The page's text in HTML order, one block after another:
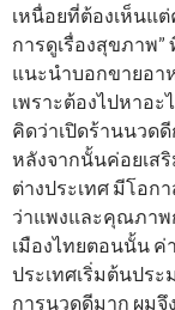
เหนื่อยที่ต้องเห็นแ
การดูเรื่องสุขภาพ
แนะนำบอกขายอา
เพราะต้องไปหาอ
คิดว่าเปิดร้านนวด
หลังจากนั้นค่อยเสริ
ต่างประเทศ มีโอก
ว่าแพงและคุณภาพ
เมืองไทยตอนนั้น ค่
ประเทศเริ่มต้นประ
การนวดดีมาก ผม